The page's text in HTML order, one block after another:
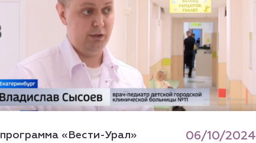
программа «Вести-Урал» 06/10/2024